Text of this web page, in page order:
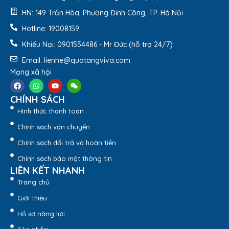
HN: 149 Trần Hòa, Phường Định Công, TP. Hà Nội
Hotline: 19008159
Khiếu Nại: 0901554486 - Mr Đức (hỗ trợ 24/7)
Email: lienhe@quatangviva.com
Mạng xã hội
CHÍNH SÁCH
Hình thức thanh toán
Chính sách vận chuyển
Chính sách đổi trả và hoàn tiền
Chính sách bảo mật thông tin
LIÊN KẾT NHANH
Trang chủ
Giới thiệu
Hồ sơ năng lực